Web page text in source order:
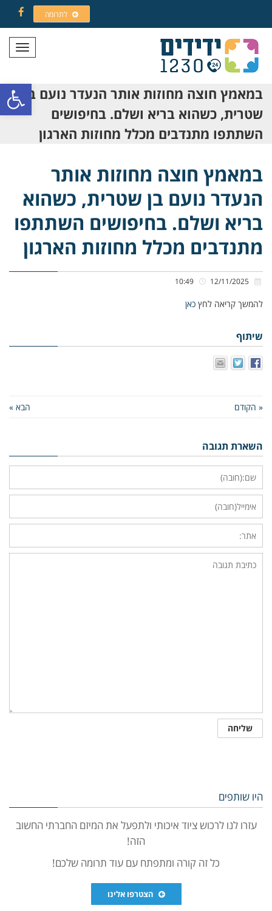
פתח
לתרומה
תפריט
במאמץ חוצה מחוזות אותר הנעדר נועם בן
שטרית, כשהוא בריא ושלם. בחיפושים
השתתפו מתנדבים מכלל מחוזות הארגון
במאמץ חוצה מחוזות אותר
הנעדר נועם בן שטרית, כשהוא
בריא ושלם. בחיפושים השתתפו
מתנדבים מכלל מחוזות הארגון
להמשך קריאה לחץ כאן
שיתוף
« הקודם הבא »
השארת תגובה
היו שותפים
עזרו לנו לרכוש ציוד איכותי ולתפעל את המיזם החברתי החשוב
הזה!
כל זה קורה ומתפתח עם עוד תרומה שלכם!
הצטרפו אלינו